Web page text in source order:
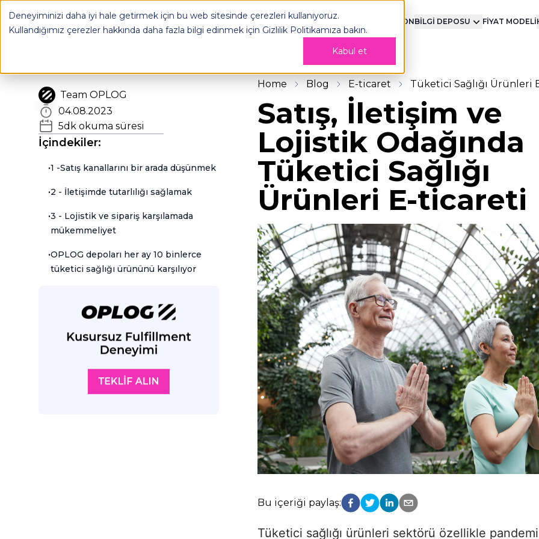
Deneyiminizi daha iyi hale getirmek için bu web sitesinde çerezleri kullanıyoruz.
Kullandığımız çerezler hakkında daha fazla bilgi edinmek için Gizlilik Politikamıza bakın.
Kabul et
OPLOG FULFILLMENT TEKNOLOJİ ENTEGRASYONBİLGİ DEPOSU FİYAT MODELİ
Home Blog E-ticaret Tüketici Sağlığı Ürünleri
Satış, İletişim ve
Lojistik Odağında
Tüketici Sağlığı
Ürünleri E-ticareti
Bu içeriği paylaş:
Tüketici sağlığı ürünleri sektörü özellikle
Team OPLOG
04.08.2023
5dk okuma süresi
İçindekiler:
•1 -Satış kanallarını bir arada düşünmek
•2 - İletişimde tutarlılığı sağlamak
•3 - Lojistik ve sipariş karşılamada
mükemmeliyet
•OPLOG depoları her ay 10 binlerce
tüketici sağlığı ürününü karşılıyor